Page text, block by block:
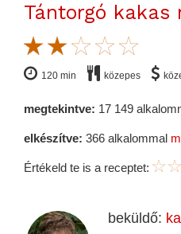
Tántorgó kakas
120 min közepes
megtekintve: 17 149
elkészítve: 366 alkalommal
Értékeld te is a receptet:
beküldő: